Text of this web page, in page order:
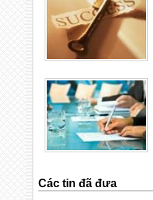
Các tin đã đưa